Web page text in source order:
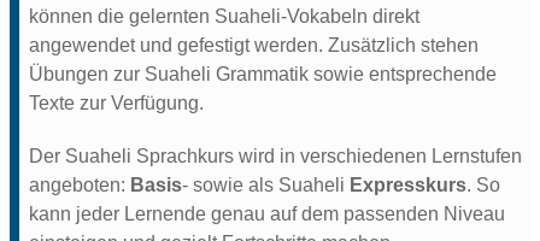
können die gelernten Suaheli-Vokabeln direkt
angewendet und gefestigt werden. Zusätzlich stehen
Übungen zur Suaheli Grammatik sowie entsprechende
Texte zur Verfügung.
Der Suaheli Sprachkurs wird in verschiedenen Lernstufen
angeboten: Basis- sowie als Suaheli Expresskurs. So
kann jeder Lernende genau auf dem passenden Niveau